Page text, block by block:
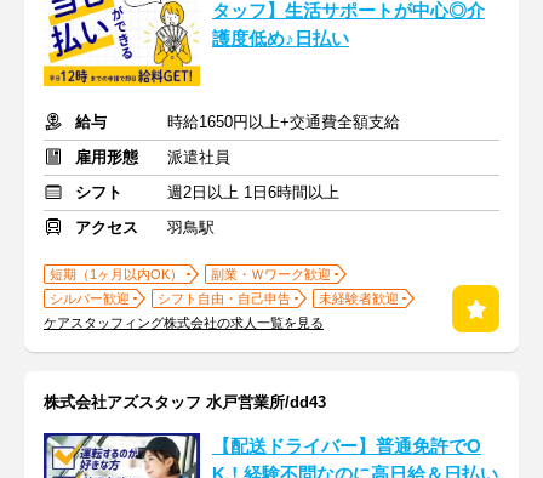
タッフ】生活サポートが中心◎介
護度低め♪日払い
給与
時給1650円以上+交通費全額支給
雇用形態
派遣社員
シフト
週2日以上 1日6時間以上
アクセス
羽鳥駅
短期（1ヶ月以内OK）
副業・Ｗワーク歓迎
シルバー歓迎
シフト自由・自己申告
未経験者歓迎
ケアスタッフィング株式会社の求人一覧を見る
株式会社アズスタッフ 水戸営業所/dd43
【配送ドライバー】普通免許でO